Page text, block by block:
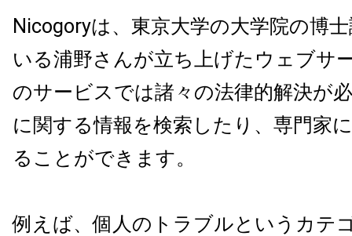
Nicogoryは、東京大学の大学院の博
いる浦野さんが立ち上げたウェブサ
のサービスでは諸々の法律的解決が
に関する情報を検索したり、専門家
ることができます。
例えば、個人のトラブルというカテ